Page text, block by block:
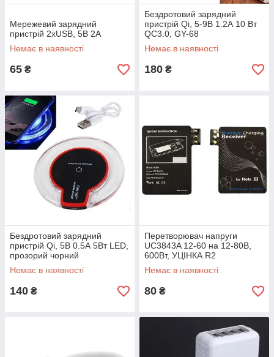
Мережевий зарядний
пристрій 2xUSB, 5В 2А
Немає в наявності
65 ₴
Бездротовий зарядний
пристрій Qi, 5-9В 1.2А 10 Вт
QC3.0, GY-68
Немає в наявності
180 ₴
Бездротовий зарядний
пристрій Qi, 5В 0.5А 5Вт LED,
прозорий чорний
Немає в наявності
140 ₴
Перетворювач напруги
UC3843A 12-60 на 12-80В,
600Вт, УЦІНКА R2
Немає в наявності
80 ₴